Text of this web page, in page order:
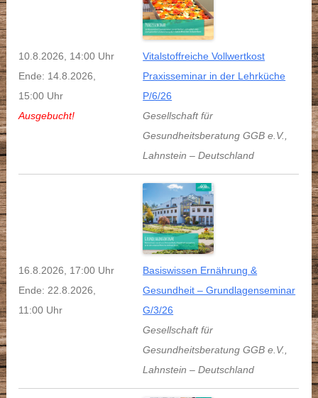
10.8.2026, 14:00 Uhr
Ende: 14.8.2026,
15:00 Uhr
Ausgebucht!
Vitalstoffreiche Vollwertkost
Praxisseminar in der Lehrküche
P/6/26
Gesellschaft für
Gesundheitsberatung GGB e.V.,
Lahnstein –Deutschland
16.8.2026, 17:00 Uhr
Ende: 22.8.2026,
11:00 Uhr
Basiswissen Ernährung &
Gesundheit – Grundlagenseminar
G/3/26
Gesellschaft für
Gesundheitsberatung GGB e.V.,
Lahnstein –Deutschland